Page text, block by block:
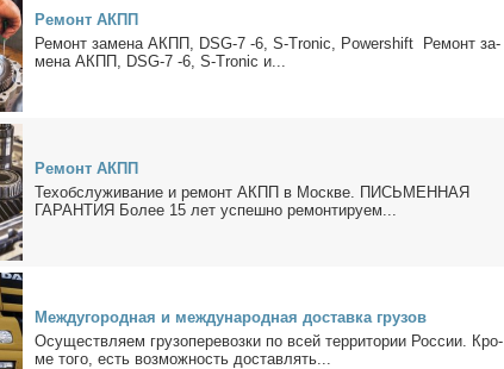
Ре­монт АКПП
Ре­монт за­ме­на АКПП, DSG-7 -6, S-Tronic, Powershift Ре­монт за­
ме­на АКПП, DSG-7 -6, S-Tronic и...
Ре­монт АКПП
Тех­об­слу­жи­ва­ние и ре­монт АКПП в Москве. ПИСЬМЕННАЯ
ГАРАНТИЯ Бо­лее 15 лет успеш­но ре­мон­ти­ру­ем...
Меж­ду­го­род­ная и меж­ду­на­род­ная до­став­ка гру­зов
Осу­ществ­ля­ем гру­зо­пе­ре­воз­ки по всей тер­ри­то­рии Рос­сии. Кро­
ме то­го, есть воз­мож­ность до­став­лять...